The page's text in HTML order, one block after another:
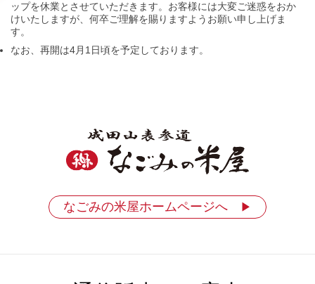
ップを休業とさせていただきます。お客様には大変ご迷惑をおか
けいたしますが、何卒ご理解を賜りますようお願い申し上げま
す。
なお、再開は4月1日頃を予定しております。
なごみの米屋ホームページへ ▶